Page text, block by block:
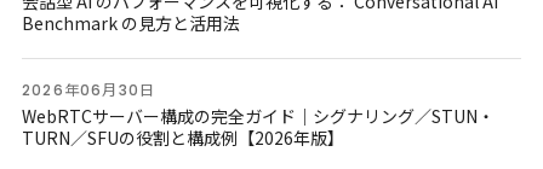
Benchmark の見方と活用法
2026年06月30日
WebRTCサーバー構成の完全ガイド｜シグナリング／STUN・
TURN／SFUの役割と構成例【2026年版】